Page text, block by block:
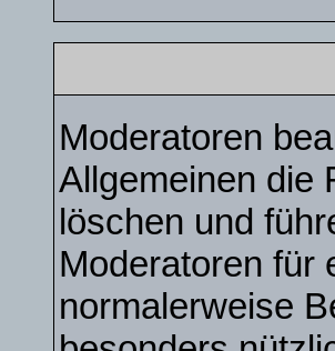
Moderatoren
Allgemeinen die
löschen und
Moderatoren für
normalerweise